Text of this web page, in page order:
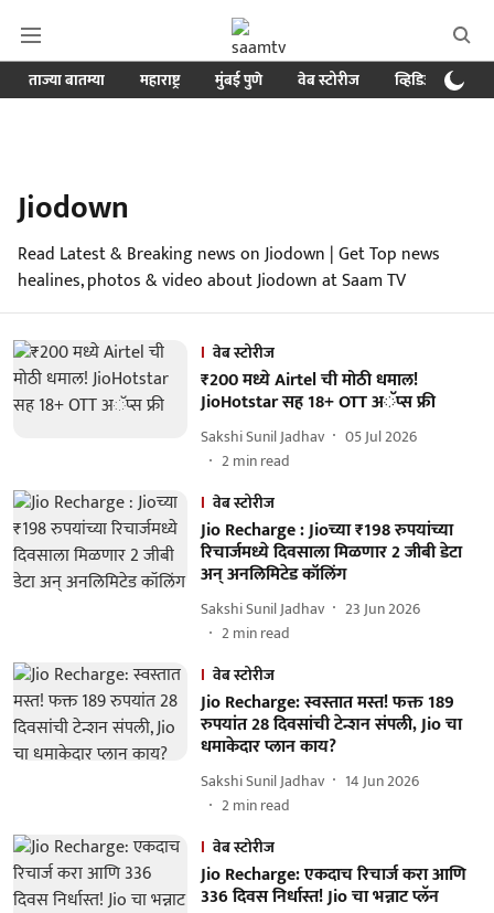
ताज्या बातम्या महाराष्ट्र मुंबई पुणे वेब स्टोरीज व्हिडिओ
Jiodown
Read Latest & Breaking news on Jiodown | Get Top news
healines, photos & video about Jiodown at Saam TV
वेब स्टोरीज
₹200 मध्ये Airtel ची मोठी धमाल!
JioHotstar सह 18+ OTT अॅप्स फ्री
Sakshi Sunil Jadhav
05 Jul 2026
2min read
वेब स्टोरीज
Jio Recharge : Jioच्या ₹198 रुपयांच्या
रिचार्जमध्ये दिवसाला मिळणार 2 जीबी डेटा
अन् अनलिमिटेड कॉलिंग
Sakshi Sunil Jadhav
23 Jun 2026
2min read
वेब स्टोरीज
Jio Recharge: स्वस्तात मस्त! फक्त 189
रुपयांत 28 दिवसांची टेन्शन संपली, Jio चा
धमाकेदार प्लान काय?
Sakshi Sunil Jadhav
14 Jun 2026
2min read
वेब स्टोरीज
Jio Recharge: एकदाच रिचार्ज करा आणि
336 दिवस निर्धास्त! Jio चा भन्नाट प्लॅन